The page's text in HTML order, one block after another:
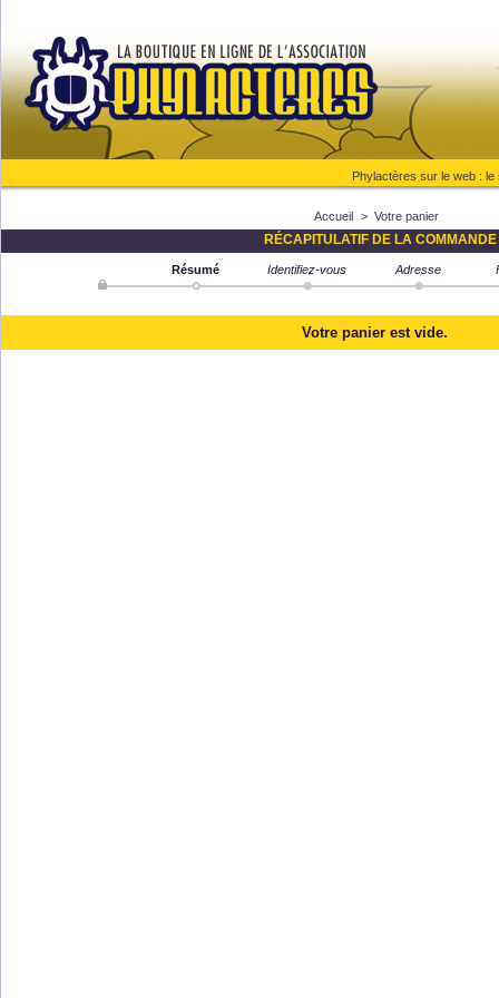
Phylactères sur le web : le
Accueil > Votre panier
RÉCAPITULATIF DE LA COMMANDE
Résumé Identifiez-vous Adresse
Votre panier est vide.